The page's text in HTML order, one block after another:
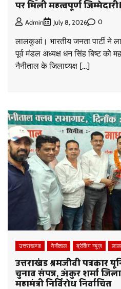
पर मिली महत्वपूर्ण
Admin July 8, 2026 0
लालकुआं। भारतीय जनता पार्टी ने
पूर्व मंडल अध्यक्ष धन सिंह बिष्ट को
नैनीताल के जिलाध्यक्ष […]
उत्तराखण्ड नैनीताल ब्रेकिंग न्यूज़
उत्तराखंड श्रमजीवी पत्रकार
चुनाव संपन्न, अंकुर शर्मा
महामंत्री निर्विरोध निर्वाचित